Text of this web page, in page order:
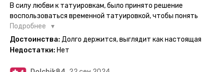
нанесла одну из них и сейчас жду результата. Всё очень
понятно объяснено, отдельным плюсом для меня стала
картинка с обозначениями тех мечт, где тату будет
держаться дольше всего. В общем всём советую и
рекомендую, буду заказывать ещё))
В силу любви к татуировкам, было принято решение
воспользоваться временной татуировкой, чтобы понять
хочется набивать настоящую или нет, как оказалось
смысла набивать нет, ведь можно постоянно делать
временные татуировки и в случае если одна не понравится
больше ничего и не нужно.
Подробнее
Достоинства: Долго держится, выглядит как настоящая
Недостатки: Нет